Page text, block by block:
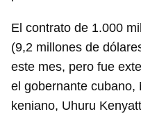
El contrato de 1.000
(9,2 millones de
este mes, pero fue
el gobernante cubano,
keniano, Uhuru